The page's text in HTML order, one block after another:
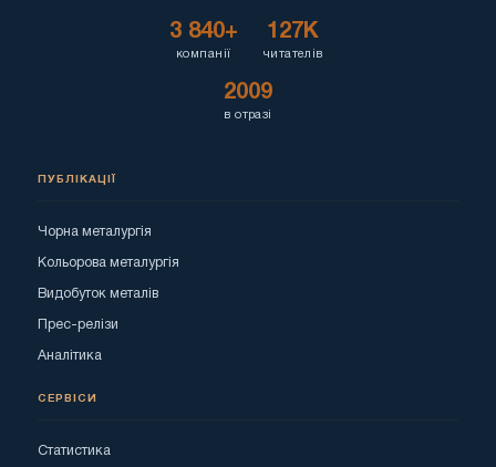
3 840+
компанії
127K
читателів
2009
в отразі
ПУБЛІКАЦІЇ
Чорна металургія
Кольорова металургія
Видобуток металів
Прес-релізи
Аналітика
СЕРВІСИ
Статистика